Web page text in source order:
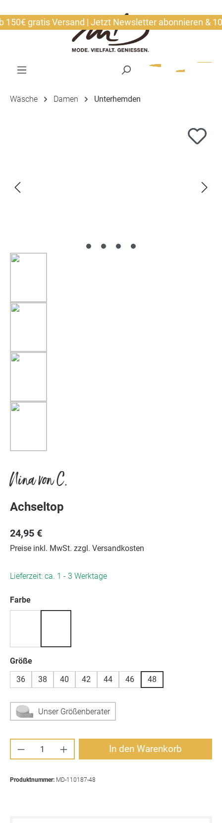
gratis Versand | Jetzt Newsletter abonnieren & 10€
Wäsche Damen Unterhemden
Nina von C.
Achseltop
24,95 €
Preise inkl. MwSt. zzgl. Versandkosten
Lieferzeit: ca. 1 - 3 Werktage
Farbeauswählen
Größeauswählen
36
38 40 42 44 46 48
Unser Größenberater
Produkt Anzahl: Gib den gewünschten
In den Warenkorb
Produktnummer: MD-110187-48